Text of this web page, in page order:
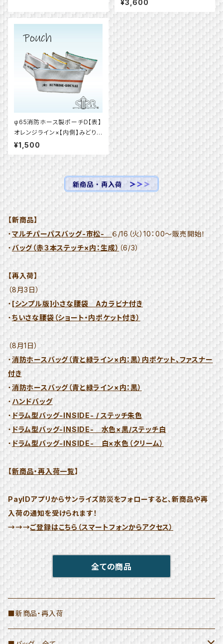
¥3,600
φ65消防ホース製ポーチD【表】
オレンジライン×【内側】みどり
色（ファスナー5色）
¥1,500
【新商品】
・マルチパーパスバッグ-市松- ６/16（火）10：00～販売開始！
・ バッグ（赤３本ステッチ×内：生成） （6/3）
【再入荷】
（8月3日）
・ [シンプル版]小さな腰袋 Aカラビナ付き
・ちいさな腰袋（ショート・内ポケット付き）
（8月1日）
・消防ホースバッグ（青と緑ライン×内：黒）内ポケット、ファスナー
付き
・消防ホースバッグ（青と緑ライン×内：黒）
・ ハンドバッグ
・ ドラム型バッグ-INSIDE- / ステッチ朱色
・ ドラム型バッグ-INSIDE- 水色×黒/ステッチ白
・ ドラム型バッグ-INSIDE- 白×水色（クリーム）
【新商品・再入荷一覧】
PayIDアプリからサンライズ防災をフォローすると、新商品や再
入荷の通知を受けられます！
→→→ご登録はこちら（スマートフォンからアクセス）
全ての商品
■新商品・再入荷